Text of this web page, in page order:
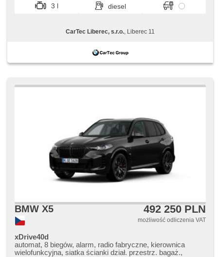
3 l
diesel
CarTec Liberec, s.r.o. , Liberec 11
BMW X5 492 250 PLN
możliwość odliczenia VAT
xDrive40d
automat, 8 biegów, alarm, radio fabryczne, kierownica
wielofunkcyjna, siatka ścianki dział. przestrz. bagaż.,